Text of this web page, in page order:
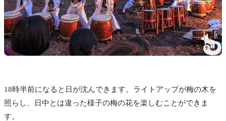
18時半前になると日が沈んできます。ライトアップが梅の木を
照らし、日中とは違った様子の梅の花を楽しむことができま
す。